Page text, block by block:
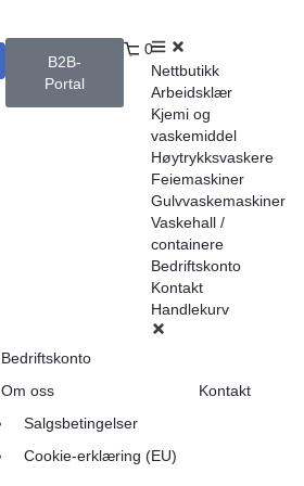
B2B-
Portal
0
Nettbutikk
Arbeidsklær
Kjemi og
vaskemiddel
Høytrykksvaskere
Feiemaskiner
Gulvvaskemaskiner
Vaskehall /
containere
Bedriftskonto
Kontakt
Handlekurv
Bedriftskonto
Om oss
Salgsbetingelser
Cookie-erklæring (EU)
Kontakt